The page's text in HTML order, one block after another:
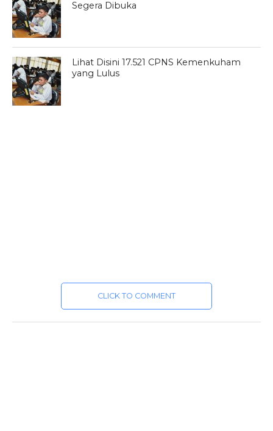
Segera Dibuka
Lihat Disini 17.521 CPNS Kemenkuham
yang Lulus
CLICK TO COMMENT